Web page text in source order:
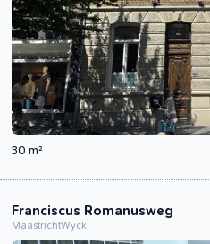
30 m²
Franciscus Romanusweg
MaastrichtWyck